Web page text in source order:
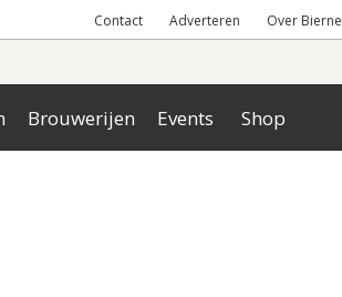
Contact Adverteren Over
Brouwerijen Events Shop